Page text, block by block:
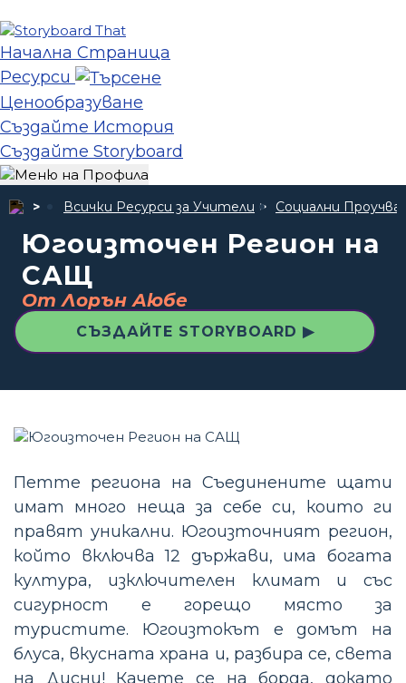
Начална Страница
Ресурси
Ценообразуване
Създайте История
Създайте Storyboard
Всички Ресурси за Учители Социални
Югоизточен Регион на
САЩ
От Лорън Аюбе
СЪЗДАЙТЕ STORYBOARD ▶
Петте региона на Съединените щати
имат много неща за себе си, които ги
правят уникални. Югоизточният регион,
който включва 12 държави, има богата
култура, изключителен климат и със
сигурност е горещо място за
туристите. Югоизтокът е домът на
блуса, вкусната храна и, разбира се, света
на Дисни! Качете се на борда, докато